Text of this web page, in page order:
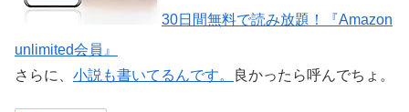
30日間無料で読み放題！『Amazon
unlimited会員』
さらに、 小説も書いてるんです。 良かったら呼んでちょ。